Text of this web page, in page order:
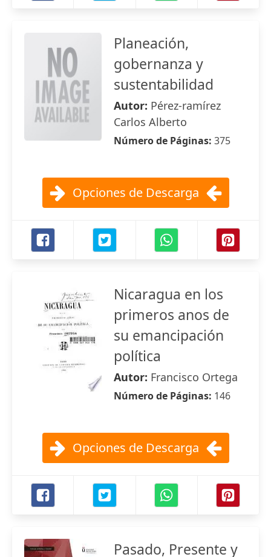
Planeación,
gobernanza y
sustentabilidad
Autor: Pérez-ramírez
Carlos Alberto
Número de Páginas: 375
Opciones de Descarga
Nicaragua en los
primeros anos de
su emancipación
política
Autor: Francisco Ortega
Número de Páginas: 146
Opciones de Descarga
Pasado, Presente y